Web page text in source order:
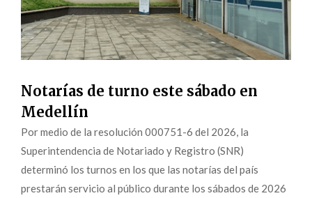
Notarías de turno este sábado en
Medellín
Por medio de la resolución 000751-6 del 2026, la
Superintendencia de Notariado y Registro (SNR)
determinó los turnos en los que las notarías del país
prestarán servicio al público durante los sábados de 2026